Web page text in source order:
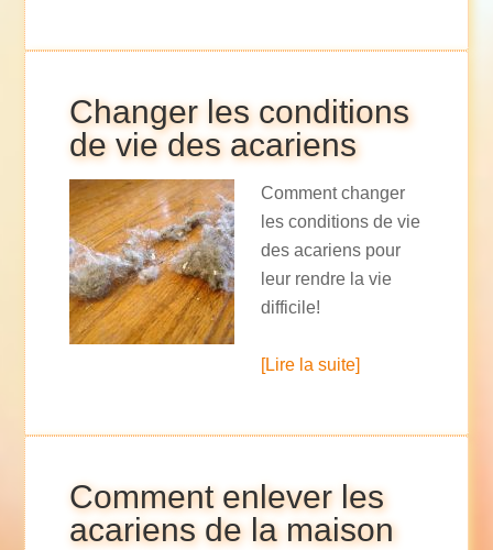
Changer les conditions
de vie des acariens
Comment changer
les conditions de vie
des acariens pour
leur rendre la vie
difficile!
[Lire la suite]
Comment enlever les
acariens de la maison